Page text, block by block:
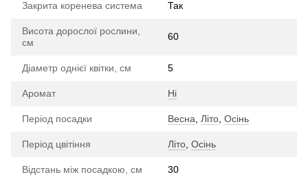
Закрита коренева система Так
Висота дорослої рослини,
см
60
Діаметр однієї квітки, см 5
Аромат Ні
Період посадки Весна, Літо, Осінь
Період цвітіння Літо, Осінь
Відстань між посадкою, см 30